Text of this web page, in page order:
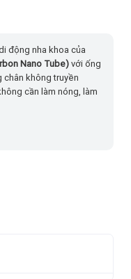
động nha khoa của
Nano Tube)với ống
chân không truyền
cần làm nóng, làm